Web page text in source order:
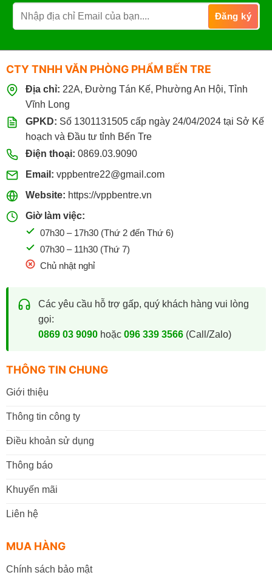
CTY TNHH VĂN PHÒNG PHẨM BẾN TRE
Địa chỉ: 22A, Đường Tán Kế, Phường An Hội, Tỉnh
Vĩnh Long
GPKD: Số 1301131505 cấp ngày 24/04/2024 tại Sở Kế
hoạch và Đầu tư tỉnh Bến Tre
Điện thoại: 0869.03.9090
Email: vppbentre22@gmail.com
Website: https://vppbentre.vn
Giờ làm việc:
07h30 – 17h30 (Thứ 2 đến Thứ 6)
07h30 – 11h30 (Thứ 7)
Chủ nhật nghỉ
Các yêu cầu hỗ trợ gấp, quý khách hàng vui lòng
gọi:
0869 03 9090hoặc 096 339 3566(Call/Zalo)
THÔNG TIN CHUNG
Giới thiệu
Thông tin công ty
Điều khoản sử dụng
Thông báo
Khuyến mãi
Liên hệ
MUA HÀNG
Chính sách bảo mật